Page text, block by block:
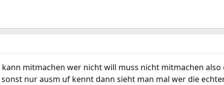
kann mitmachen wer nicht will muss nicht mitmachen
nur ausm uf kennt dann sieht man mal wer die